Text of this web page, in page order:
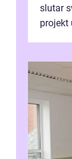
slutar
projekt